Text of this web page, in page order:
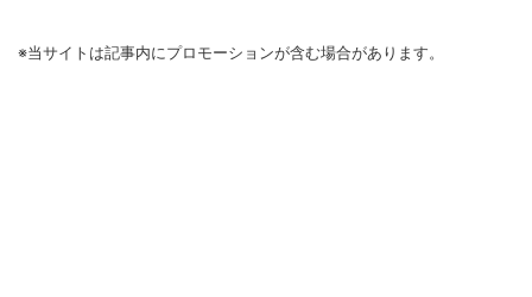
※当サイトは記事内にプロモーションが含む場合があります。